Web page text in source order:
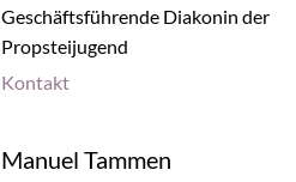
Geschäftsführende Diakonin der
Propsteijugend
Kontakt
Manuel Tammen